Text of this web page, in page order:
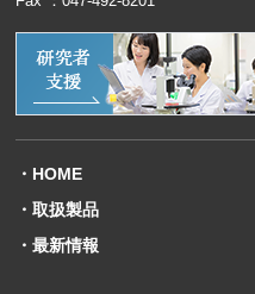
・HOME
・取扱製品
・最新情報